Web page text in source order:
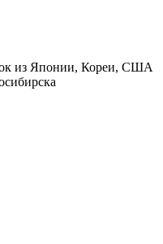
из Японии, Кореи, США